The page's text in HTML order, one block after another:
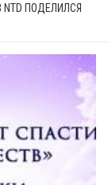
ПОДЕЛИЛСЯ